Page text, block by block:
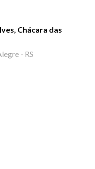
Chácara das
- RS